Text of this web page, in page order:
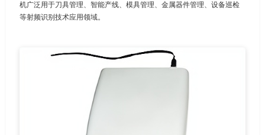
机广泛用于刀具管理、智能产线、模具管理、金属器件管理、设备巡检
等射频识别技术应用领域。